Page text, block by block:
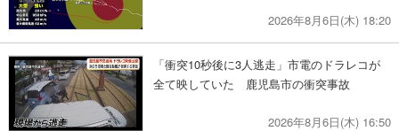
2026年8月6日(木) 18:20
「衝突10秒後に3人逃走」市電のドラレコが
全て映していた 鹿児島市の衝突事故
2026年8月6日(木) 16:50